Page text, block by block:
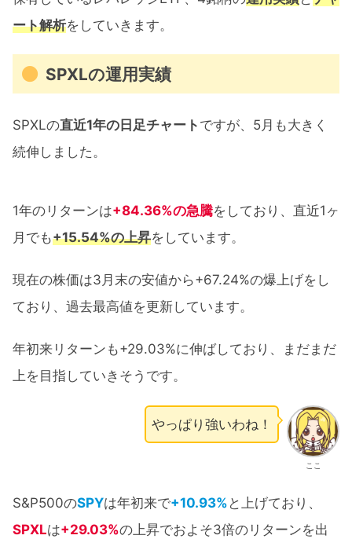
ート解析をしていきます。
SPXLの運用実績
SPXLの直近1年の日足チャート ですが、5月も大きく
続伸しました。
1年のリターンは+84.36%の急騰をしており、直近1ヶ
月でも+15.54%の上昇をしています。
現在の株価は3月末の安値から+67.24%の爆上げをし
ており、過去最高値を更新しています。
年初来リターンも+29.03%に伸ばしており、まだまだ
上を目指していきそうです。
ここ
やっぱり強いわね！
S&P500のSPYは年初来で+10.93% と上げており、
SPXLは+29.03%の上昇でおよそ3倍のリターンを出